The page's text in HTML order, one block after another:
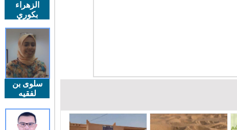
الزهراء
بكوري
سلوى بن
لفقيه